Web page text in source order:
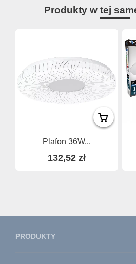
Produkty w tej
Plafon 36W...
132,52 zł
PRODUKTY